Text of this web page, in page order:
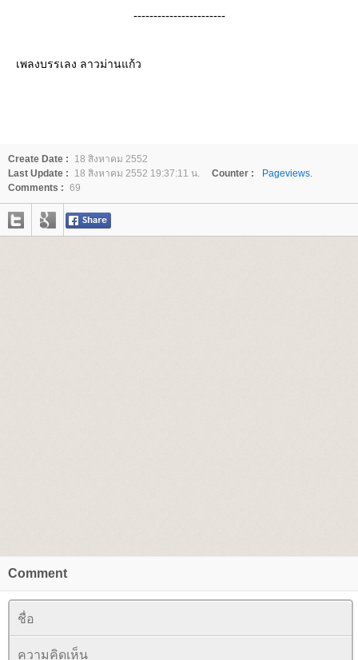
-----------------------
เพลงบรรเลง ลาวม่านแก้ว
Create Date :
18 สิงหาคม 2552
Last Update :
18 สิงหาคม 2552 19:37:11 น. Counter :
Pageviews.
Comments : 69
Comment